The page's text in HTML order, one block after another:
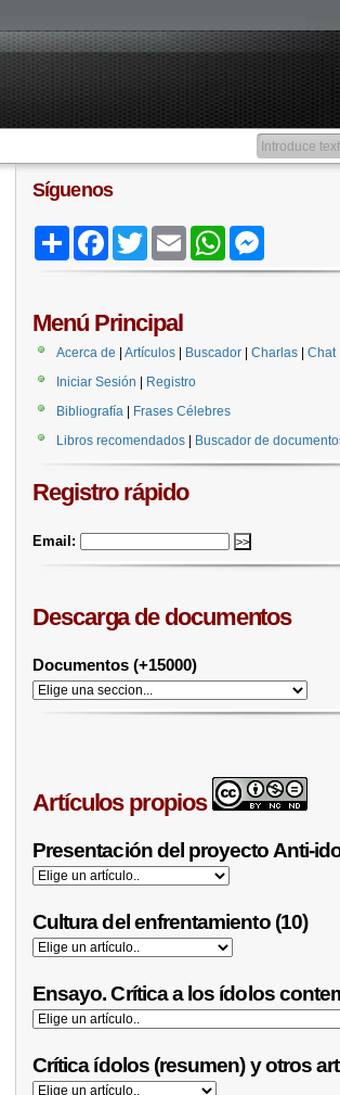
Síguenos
Share FacebookTwitter Email WhatsApp
Menú Principal
Acerca de Artículos Buscador Charlas Chat|
Iniciar Sesión
Registro
Bibliografía
Frases Célebres
Libros recomendados
Buscador de
Registro rápido
Email:
Descarga de documentos
Documentos (+15000)
Artículos propios
Presentación del proyecto Anti-
Cultura del enfrentamiento (10)
Ensayo. Crítica a los ídolos
Crítica ídolos (resumen) y otros